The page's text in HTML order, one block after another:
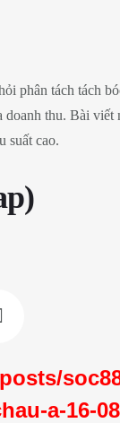
phân tách tách
thu. Bài
suất cao.
a-16-